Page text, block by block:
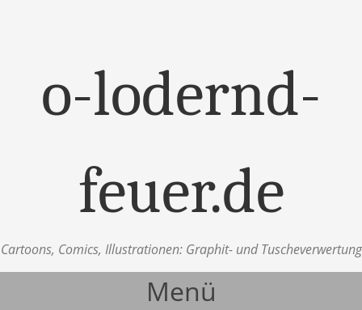
o-lodernd-
feuer.de
Cartoons, Comics, Illustrationen: Graphit- und Tuscheverwertung
Menü